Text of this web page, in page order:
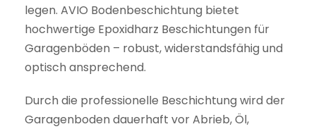
legen. AVIO Bodenbeschichtung bietet
hochwertige Epoxidharz Beschichtungen für
Garagenböden – robust, widerstandsfähig und
optisch ansprechend.
Durch die professionelle Beschichtung wird der
Garagenboden dauerhaft vor Abrieb, Öl,